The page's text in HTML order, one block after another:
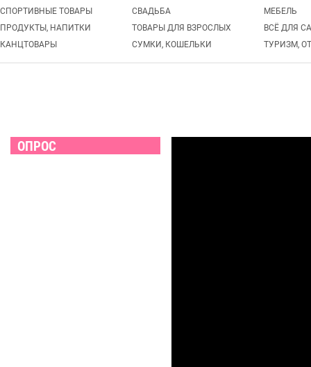
СПОРТИВНЫЕ ТОВАРЫ
СВАДЬБА
МЕБЕЛЬ
ПРОДУКТЫ, НАПИТКИ
ТОВАРЫ ДЛЯ ВЗРОСЛЫХ
ВСЁ ДЛЯ
КАНЦТОВАРЫ
СУМКИ, КОШЕЛЬКИ ТУРИЗМ,
ОПРОС